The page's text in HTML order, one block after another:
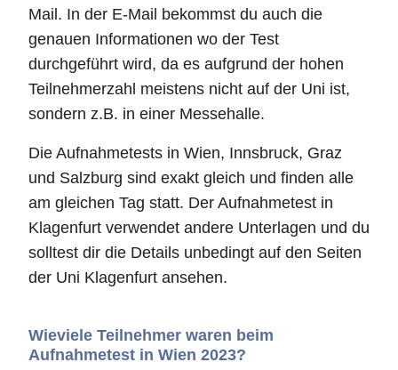
Mail. In der E-Mail bekommst du auch die
genauen Informationen wo der Test
durchgeführt wird, da es aufgrund der hohen
Teilnehmerzahl meistens nicht auf der Uni ist,
sondern z.B. in einer Messehalle.
Die Aufnahmetests in Wien, Innsbruck, Graz
und Salzburg sind exakt gleich und finden alle
am gleichen Tag statt. Der Aufnahmetest in
Klagenfurt verwendet andere Unterlagen und du
solltest dir die Details unbedingt auf den Seiten
der Uni Klagenfurt ansehen.
Wieviele Teilnehmer waren beim
Aufnahmetest in Wien 2023?